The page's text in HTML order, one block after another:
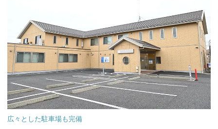
広々とした駐車場も完備